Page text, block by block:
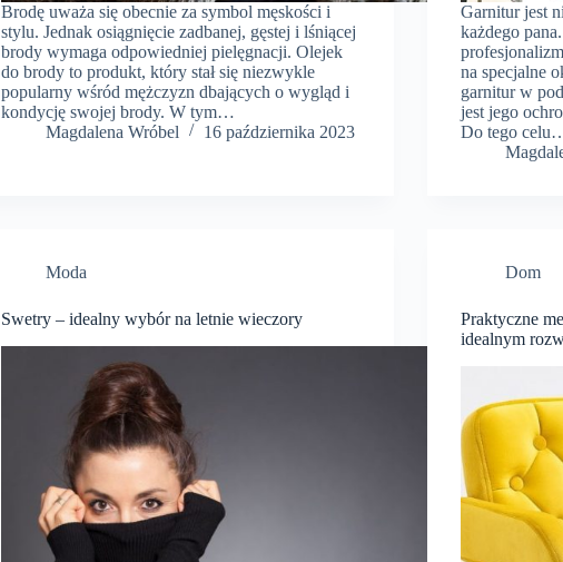
Brodę uważa się obecnie za symbol męskości i
stylu. Jednak osiągnięcie zadbanej, gęstej i lśniącej
brody wymaga odpowiedniej pielęgnacji. Olejek
do brody to produkt, który stał się niezwykle
popularny wśród mężczyzn dbających o wygląd i
kondycję swojej brody. W tym…
Magdalena Wróbel
16 października 2023
Garnitur jest
każdego
na specjalne
garnitur w
jest jego
Do tego
Moda
Swetry – idealny wybór na letnie wieczory
Dom
Praktyczne
idealnym